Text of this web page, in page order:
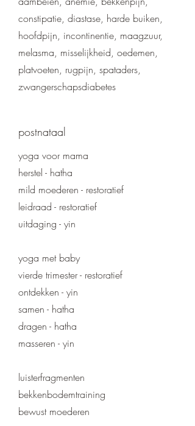
constipatie, diastase, harde buiken,
hoofdpijn, incontinentie, maagzuur,
melasma, misselijkheid, oedemen,
platvoeten, rugpijn, spataders,
zwangerschapsdiabetes
postnataal
yoga voor mama
herstel - hatha
mild moederen - restoratief
leidraad - restoratief
uitdaging - yin
yoga met baby
vierde trimester - restoratief
ontdekken - yin
samen - hatha
dragen - hatha
masseren - yin
luisterfragmenten
bekkenbodemtraining
bewust moederen